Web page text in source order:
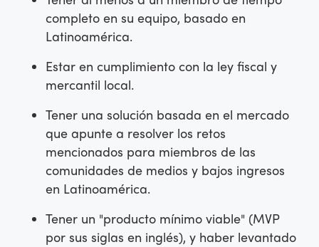
completo en su equipo, basado en
Latinoamérica.
Estar en cumplimiento con la ley fiscal y
mercantil local.
Tener una solución basada en el mercado
que apunte a resolver los retos
mencionados para miembros de las
comunidades de medios y bajos ingresos
en Latinoamérica.
Tener un "producto mínimo viable" (MVP
por sus siglas en inglés), y haber levantado